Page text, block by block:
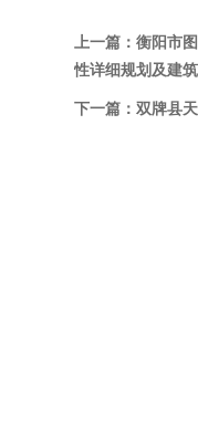
上一篇：衡阳市
性详细规划及建
下一篇：双牌县